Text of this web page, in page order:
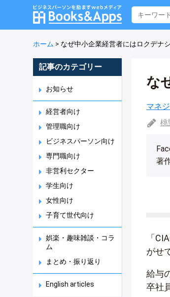
ホーム > なぜ中小企業経営者にはロクデナ
記事のカテゴリー
お知らせ
経営者向け
管理職向け
ビジネスパーソン向け
専門職向け
非営利セクター
学生向け
女性向け
子育て世代向け
娯楽・趣味雑談・コラ
ム
まとめ・振り返り
English articles
な
マネ
桃
著
「
がせ
給与
卒社